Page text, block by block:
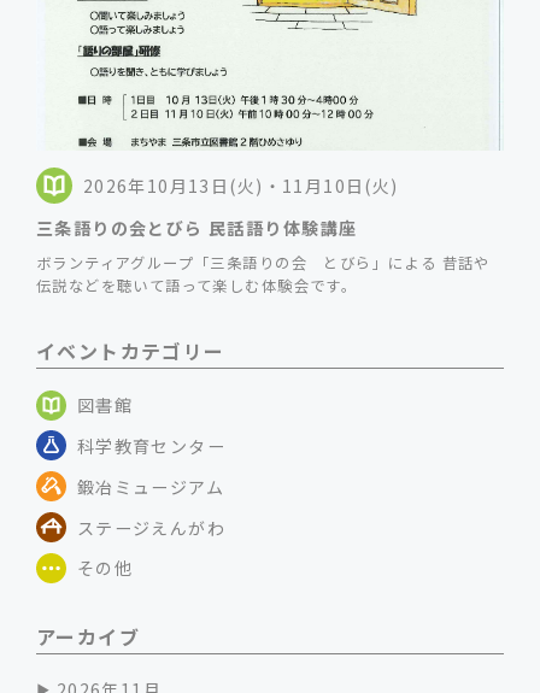
2026年10月13日(火)・11月10日(火)
三条語りの会とびら 民話語り体験講座
ボランティアグループ「三条語りの会 とびら」による 昔話や
伝説などを聴いて語って楽しむ体験会です。
イベントカテゴリー
図書館
科学教育センター
鍛冶ミュージアム
ステージえんがわ
その他
アーカイブ